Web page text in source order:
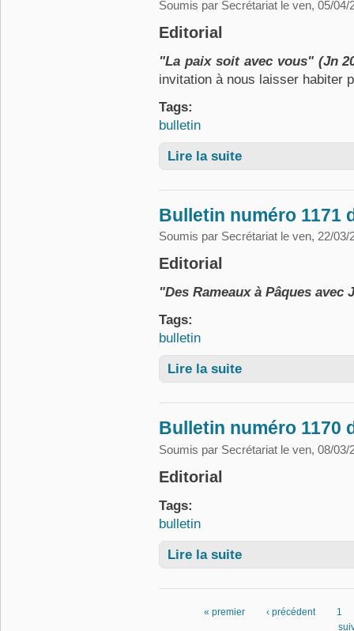
Soumis par Secrétariat le ven, 05/04/
Editorial
"La paix soit avec vous" (Jn
invitation à nous laisser habiter
Tags:
bulletin
Lire la suite
Bulletin numéro 1171
Soumis par Secrétariat le ven, 22/03/
Editorial
"Des Rameaux à Pâques avec
Tags:
bulletin
Lire la suite
Bulletin numéro 1170
Soumis par Secrétariat le ven, 08/03/
Editorial
Tags:
bulletin
Lire la suite
« premier ‹ précédent
1